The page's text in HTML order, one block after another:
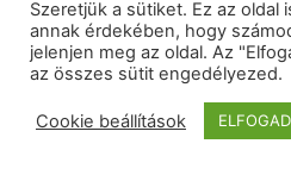
Szeretjük a sütiket. Ez az oldal
annak érdekében, hogy
jelenjen meg az oldal. Az
az összes sütit engedélyezed.
Cookie beállítások